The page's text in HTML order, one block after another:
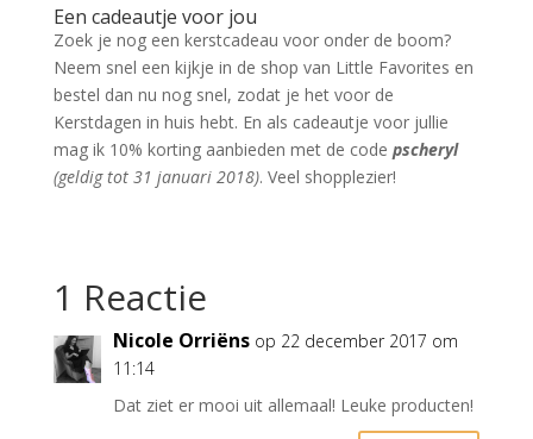
Een cadeautje voor jou
Zoek je nog een kerstcadeau voor onder de boom?
Neem snel een kijkje in de shop van Little Favorites en
bestel dan nu nog snel, zodat je het voor de
Kerstdagen in huis hebt. En als cadeautje voor jullie
mag ik 10% korting aanbieden met de code pscheryl
(geldig tot 31 januari 2018). Veel shopplezier!
1 Reactie
Nicole Orriëns op 22 december 2017 om
11:14
Dat ziet er mooi uit allemaal! Leuke producten!